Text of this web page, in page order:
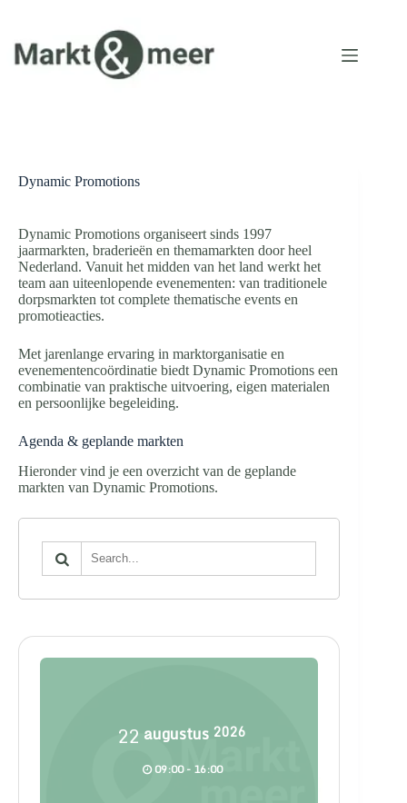
de
inhoud
Dynamic Promotions
Dynamic Promotions organiseert sinds 1997
jaarmarkten, braderieën en themamarkten door heel
Nederland. Vanuit het midden van het land werkt het
team aan uiteenlopende evenementen: van traditionele
dorpsmarkten tot complete thematische events en
promotieacties.
Met jarenlange ervaring in marktorganisatie en
evenementencoördinatie biedt Dynamic Promotions een
combinatie van praktische uitvoering, eigen materialen
en persoonlijke begeleiding.
Agenda & geplande markten
Hieronder vind je een overzicht van de geplande
markten van Dynamic Promotions.
22 augustus 2026
09:00 - 16:00